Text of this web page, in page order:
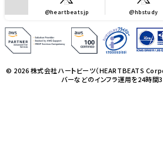
@heartbeatsjp @hbstudy
© 2026 株式会社ハートビーツ（HEARTBEATS
バーなどのインフラ運用を24時間